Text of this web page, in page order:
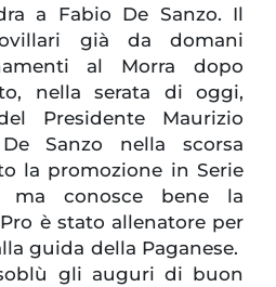
a Fabio De Sanzo. Il
già da domani
al Morra dopo
nella serata di oggi,
Presidente Maurizio
Sanzo nella scorsa
la promozione in Serie
ma conosce bene la
è stato allenatore per
guida della Paganese.
gli auguri di buon